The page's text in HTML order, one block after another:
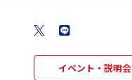
イベント・説明会